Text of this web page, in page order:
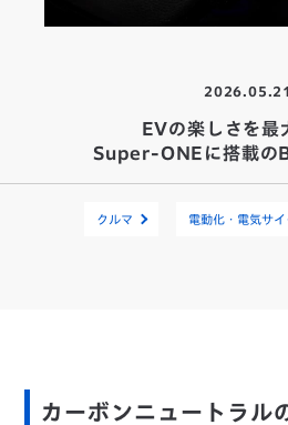
2026.05.21
EVの楽しさを最
Super-ONEに搭載の
クルマ 電動化・電気サイ
カーボンニュートラル